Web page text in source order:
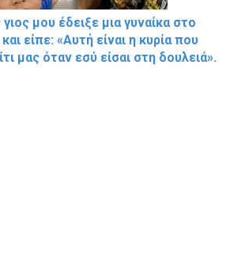
μου έδειξε μια γυναίκα στο
είπε: «Αυτή είναι η κυρία που
μας όταν εσύ είσαι στη δουλειά».